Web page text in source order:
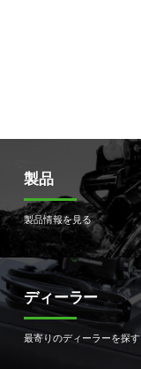
製品
製品情報を見る
ディーラー
最寄りのディーラーを探す